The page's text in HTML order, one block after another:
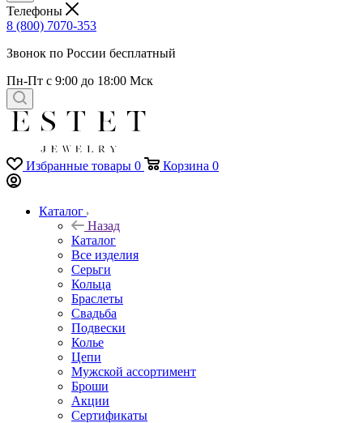
Телефоны
8 (800) 7070-353
Звонок по России бесплатный
Пн-Пт с 9:00 до 18:00 Мск
Избранные товары 0 Корзина 0
Каталог
Назад
Каталог
Все изделия
Серьги
Кольца
Браслеты
Свадьба
Подвески
Колье
Цепи
Мужской ассортимент
Броши
Акции
Сертификаты